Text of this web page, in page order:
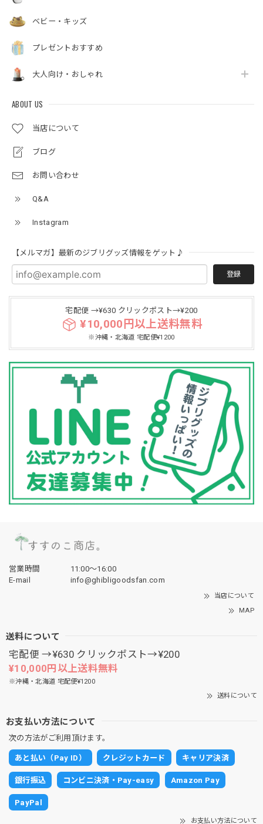
ベビー・キッズ
プレゼントおすすめ
大人向け・おしゃれ
ABOUT US
当店について
ブログ
お問い合わせ
Q&A
Instagram
【メルマガ】最新のジブリグッズ情報をゲット♪
登録
宅配便 →¥630 クリックポスト→¥200
¥10,000円以上送料無料
※沖縄・北海道 宅配便¥1200
営業時間
11:00〜16:00
E-mail
info@ghibligoodsfan.com
当店について
MAP
送料について
宅配便 →¥630 クリックポスト→¥200
¥10,000円以上送料無料
※沖縄・北海道 宅配便¥1200
送料について
お支払い方法について
次の方法がご利用頂けます。
あと払い（Pay ID） クレジットカード キャリア決済
銀行振込 コンビニ決済・Pay-easy Amazon Pay
PayPal
お支払い方法について